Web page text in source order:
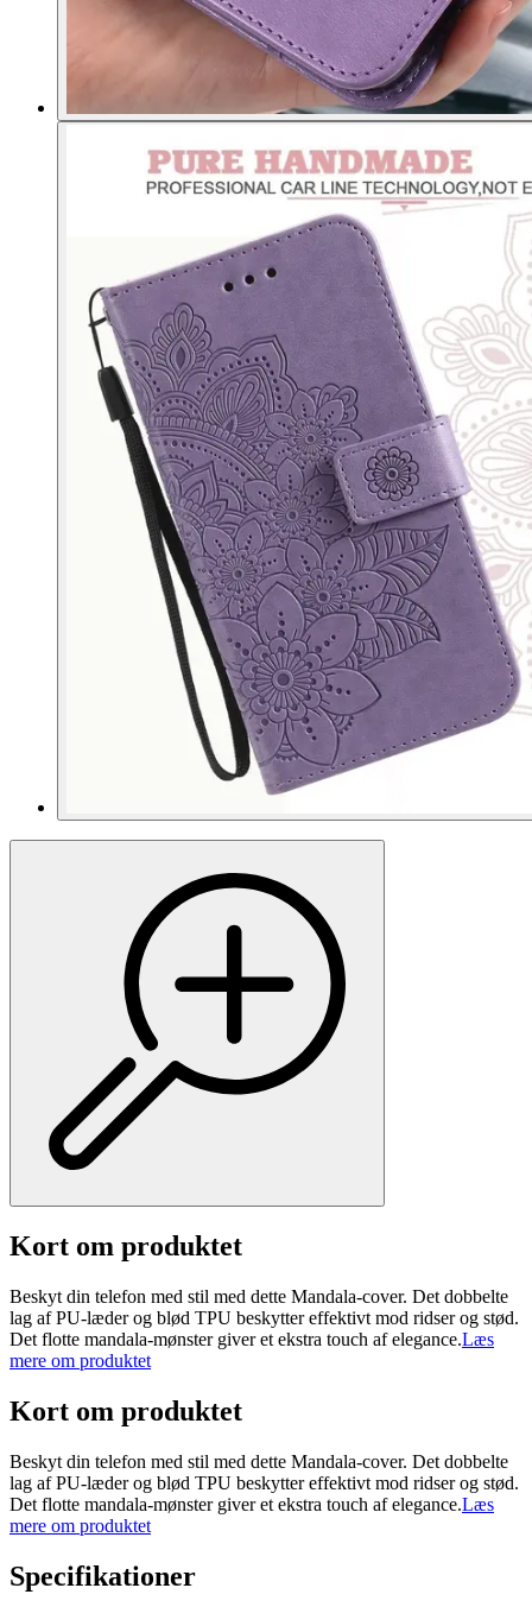
Kort om produktet
Beskyt din telefon med stil med dette Mandala-cover. Det dobbelte
lag af PU-læder og blød TPU beskytter effektivt mod ridser og stød.
Det flotte mandala-mønster giver et ekstra touch af elegance.Læs
mere om produktet
Kort om produktet
Beskyt din telefon med stil med dette Mandala-cover. Det dobbelte
lag af PU-læder og blød TPU beskytter effektivt mod ridser og stød.
Det flotte mandala-mønster giver et ekstra touch af elegance.Læs
mere om produktet
Specifikationer